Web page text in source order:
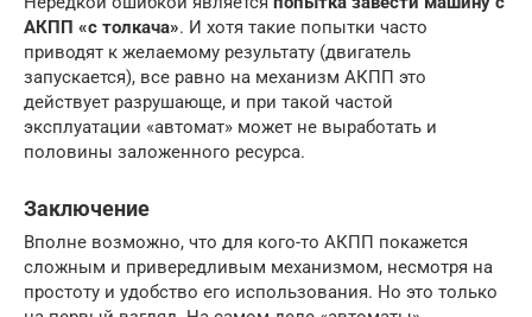
АКПП «с толкача». И хотя такие попытки часто
приводят к желаемому результату (двигатель
запускается), все равно на механизм АКПП это
действует разрушающе, и при такой частой
эксплуатации «автомат» может не выработать и
половины заложенного ресурса.
Заключение
Вполне возможно, что для кого-то АКПП покажется
сложным и привередливым механизмом, несмотря на
простоту и удобство его использования. Но это только